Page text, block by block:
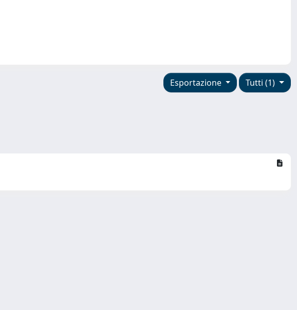
Tutti (1)
Esportazione